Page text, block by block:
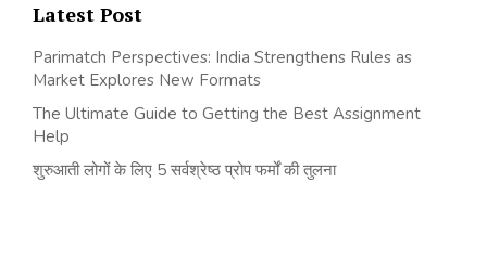
Latest Post
Parimatch Perspectives: India Strengthens Rules as
Market Explores New Formats
The Ultimate Guide to Getting the Best Assignment
Help
शुरुआती लोगों के लिए 5 सर्वश्रेष्ठ प्रोप फर्मों की तुलना